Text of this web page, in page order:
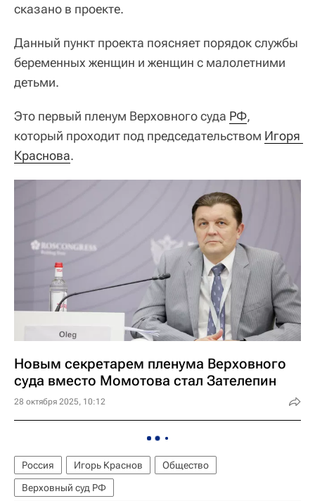
сказано в проекте.
Данный пункт проекта поясняет порядок службы
беременных женщин и женщин с малолетними
детьми.
Это первый пленум Верховного суда РФ,
который проходит под председательством Игоря
Краснова.
Новым секретарем пленума Верховного
суда вместо Момотова стал Зателепин
28 октября 2025, 10:12
Россия Игорь Краснов
Общество
Верховный суд РФ